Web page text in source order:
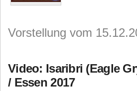
Vorstellung vom
Video: Isaribri (Eagle
/ Essen 2017